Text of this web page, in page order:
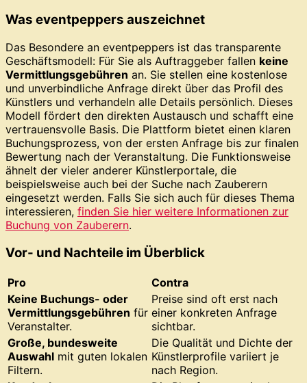
Was eventpeppers auszeichnet
Das Besondere an eventpeppers ist das transparente
Geschäftsmodell: Für Sie als Auftraggeber fallen keine
Vermittlungsgebühren an. Sie stellen eine kostenlose
und unverbindliche Anfrage direkt über das Profil des
Künstlers und verhandeln alle Details persönlich. Dieses
Modell fördert den direkten Austausch und schafft eine
vertrauensvolle Basis. Die Plattform bietet einen klaren
Buchungsprozess, von der ersten Anfrage bis zur finalen
Bewertung nach der Veranstaltung. Die Funktionsweise
ähnelt der vieler anderer Künstlerportale, die
beispielsweise auch bei der Suche nach Zauberern
eingesetzt werden. Falls Sie sich auch für dieses Thema
interessieren, finden Sie hier weitere Informationen zur
Buchung von Zauberern.
Vor- und Nachteile im Überblick
Pro
Contra
Keine Buchungs- oder
Vermittlungsgebühren für
Veranstalter.
Preise sind oft erst nach
einer konkreten Anfrage
sichtbar.
Große, bundesweite
Auswahl mit guten lokalen
Filtern.
Die Qualität und Dichte der
Künstlerprofile variiert je
nach Region.